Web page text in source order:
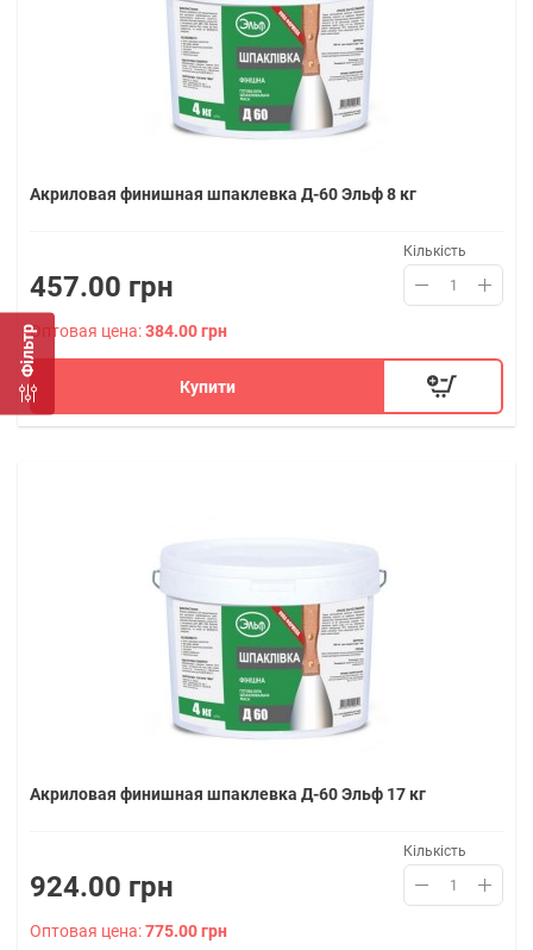
Фільтр
Акриловая финишная шпаклевка Д-60 Эльф 8 кг
457.00 грн
Кількість
Оптовая цена:384.00 грн
Купити
Акриловая финишная шпаклевка Д-60 Эльф 17 кг
924.00 грн
Кількість
Оптовая цена:775.00 грн